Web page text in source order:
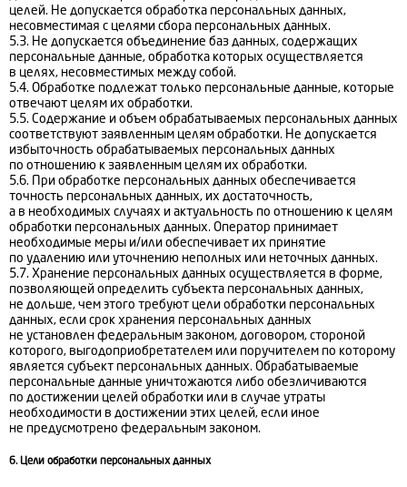
целей. Не допускается обработка персональных данных,
несовместимая с целями сбора персональных данных.
5.3. Не допускается объединение баз данных, содержащих
персональные данные, обработка которых осуществляется
в целях, несовместимых между собой.
5.4. Обработке подлежат только персональные данные, которые
отвечают целям их обработки.
5.5. Содержание и объем обрабатываемых персональных данных
соответствуют заявленным целям обработки. Не допускается
избыточность обрабатываемых персональных данных
по отношению к заявленным целям их обработки.
5.6. При обработке персональных данных обеспечивается
точность персональных данных, их достаточность,
а в необходимых случаях и актуальность по отношению к целям
обработки персональных данных. Оператор принимает
необходимые меры и/или обеспечивает их принятие
по удалению или уточнению неполных или неточных данных.
5.7. Хранение персональных данных осуществляется в форме,
позволяющей определить субъекта персональных данных,
не дольше, чем этого требуют цели обработки персональных
данных, если срок хранения персональных данных
не установлен федеральным законом, договором, стороной
которого, выгодоприобретателем или поручителем по которому
является субъект персональных данных. Обрабатываемые
персональные данные уничтожаются либо обезличиваются
по достижении целей обработки или в случае утраты
необходимости в достижении этих целей, если иное
не предусмотрено федеральным законом.
6. Цели обработки персональных данных